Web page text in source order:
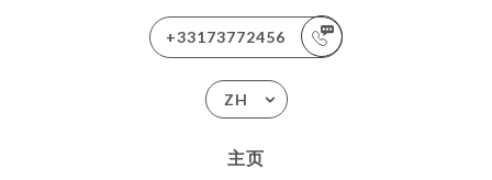
+33173772456
ZH
主页